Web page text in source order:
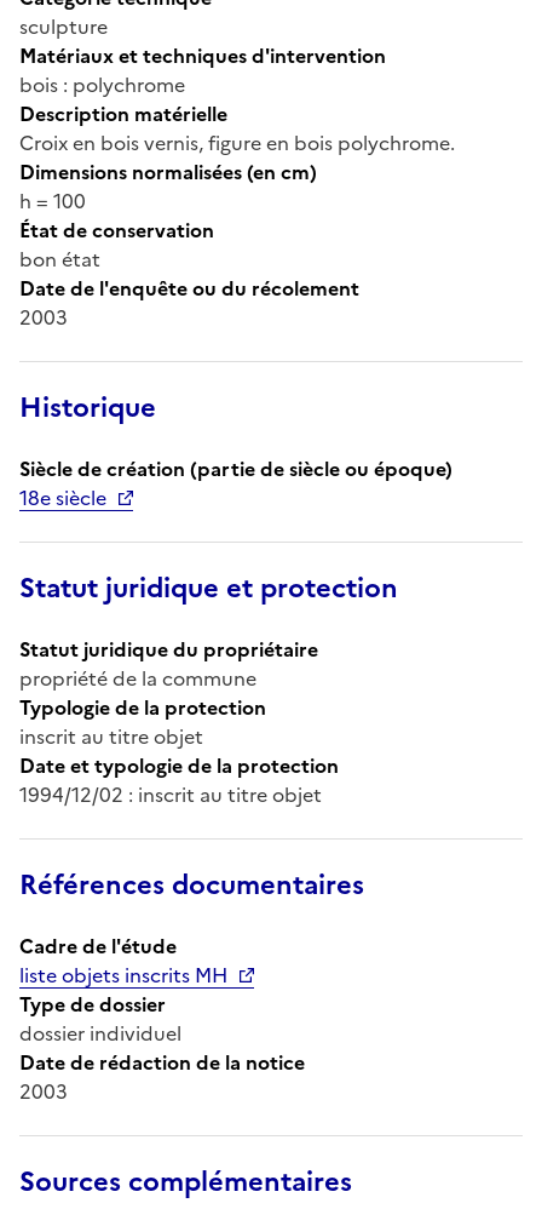
sculpture
Matériaux et techniques d'intervention
bois : polychrome
Description matérielle
Croix en bois vernis, figure en bois polychrome.
Dimensions normalisées (en cm)
h = 100
État de conservation
bon état
Date de l'enquête ou du récolement
2003
Historique
Siècle de création (partie de siècle ou époque)
18e siècle
Statut juridique et protection
Statut juridique du propriétaire
propriété de la commune
Typologie de la protection
inscrit au titre objet
Date et typologie de la protection
1994/12/02 : inscrit au titre objet
Références documentaires
Cadre de l'étude
liste objets inscrits MH
Type de dossier
dossier individuel
Date de rédaction de la notice
2003
Sources complémentaires